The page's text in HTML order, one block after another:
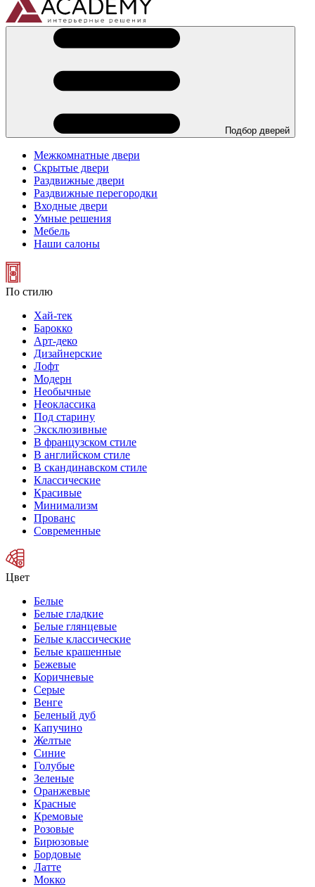
Подбор дверей
Межкомнатные двери
Скрытые двери
Раздвижные двери
Раздвижные перегородки
Входные двери
Умные решения
Мебель
Наши салоны
По стилю
Хай-тек
Барокко
Арт-деко
Дизайнерские
Лофт
Модерн
Необычные
Неоклассика
Под старину
Эксклюзивные
В французском стиле
В английском стиле
В скандинавском стиле
Классические
Красивые
Минимализм
Прованс
Современные
Цвет
Белые
Белые гладкие
Белые глянцевые
Белые классические
Белые крашенные
Бежевые
Коричневые
Серые
Венге
Беленый дуб
Капучино
Желтые
Синие
Голубые
Зеленые
Оранжевые
Красные
Кремовые
Розовые
Бирюзовые
Бордовые
Латте
Мокко